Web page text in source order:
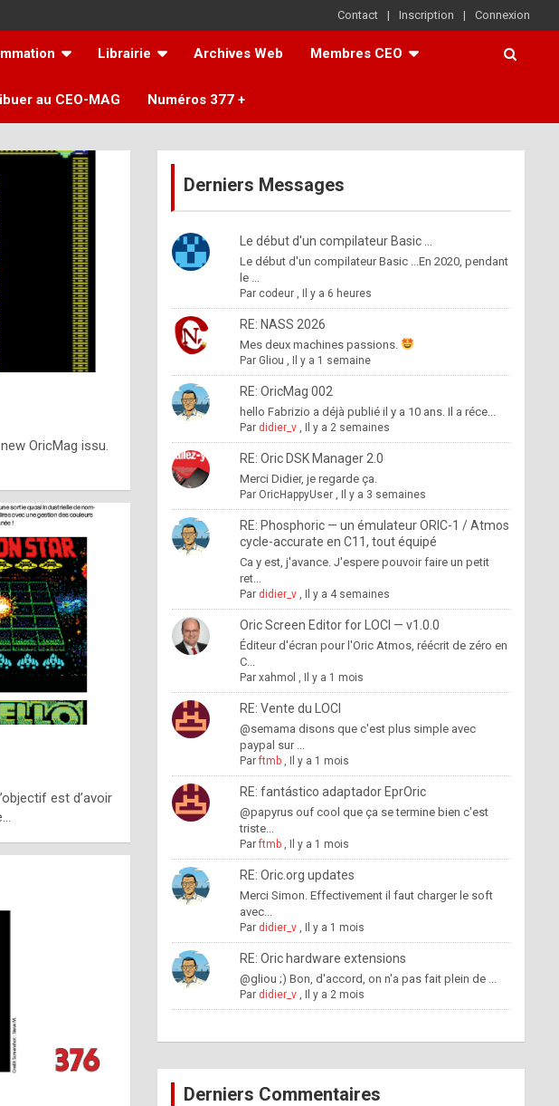
Contact Inscription Connexion
Librairie Archives Web Membres CEO
au CEO-MAG Numéros 377 +
OricMag issu.
est d’avoir
Derniers Messages
Le début d'un compilateur Basic ...
Le début d'un compilateur Basic ...En 2020, pendant
le ...
Par codeur, Il y a 6 heures
RE: NASS 2026
Mes deux machines passions.
Par Gliou , Il y a 1 semaine
RE: OricMag 002
hello Fabrizio a déjà publié il y a 10 ans. Il a réce...
Par didier_v, Il y a 2 semaines
RE: Oric DSK Manager 2.0
Merci Didier, je regarde ça.
Par OricHappyUser, Il y a 3 semaines
RE: Phosphoric — un émulateur ORIC-1 / Atmos
cycle-accurate en C11, tout équipé
Ca y est, j'avance. J'espere pouvoir faire un petit
ret...
Par didier_v, Il y a 4 semaines
Oric Screen Editor for LOCI — v1.0.0
Éditeur d'écran pour l'Oric Atmos, réécrit de zéro en
C...
Par xahmol , Il y a 1 mois
RE: Vente du LOCI
@semama disons que c'est plus simple avec
paypal sur ...
Parftmb, Il y a 1 mois
RE: fantástico adaptador EprOric
@papyrus ouf cool que ça se termine bien c'est
triste...
Parftmb, Il y a 1 mois
RE: Oric.org updates
Merci Simon. Effectivement il faut charger le soft
avec...
Par didier_v, Il y a 1 mois
RE: Oric hardware extensions
@gliou ;) Bon, d'accord, on n'a pas fait plein de ...
Par didier_v, Il y a 2 mois
Derniers Commentaires